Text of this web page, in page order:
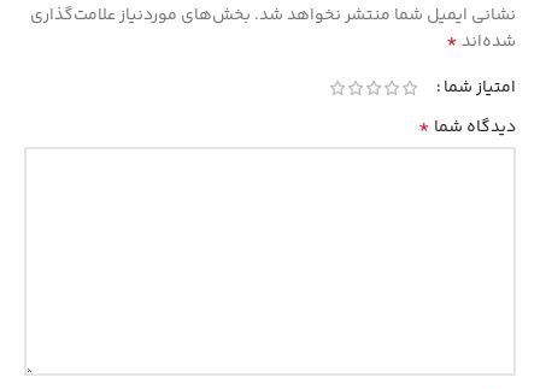
نشانی ایمیل شما منتشر نخواهد شد. بخش‌های موردنیاز علامت‌گذاری
شده‌اند*
امتیاز شما
دیدگاه شما *